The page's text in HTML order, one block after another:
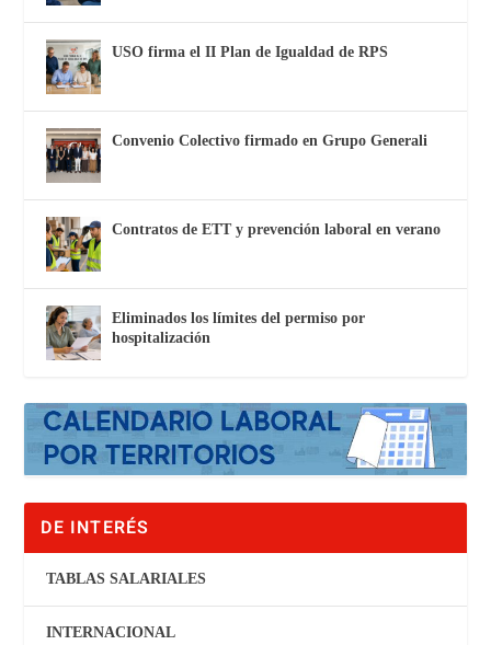
USO firma el II Plan de Igualdad de RPS
Convenio Colectivo firmado en Grupo Generali
Contratos de ETT y prevención laboral en verano
Eliminados los límites del permiso por
hospitalización
DE INTERÉS
TABLAS SALARIALES
INTERNACIONAL